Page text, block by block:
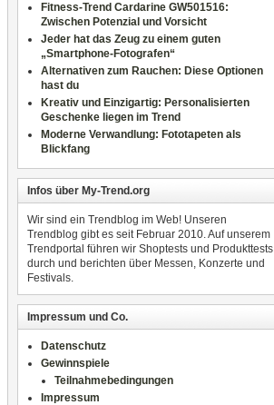
Fitness-Trend Cardarine GW501516:
Zwischen Potenzial und Vorsicht
Jeder hat das Zeug zu einem guten
„Smartphone-Fotografen“
Alternativen zum Rauchen: Diese Optionen
hast du
Kreativ und Einzigartig: Personalisierten
Geschenke liegen im Trend
Moderne Verwandlung: Fototapeten als
Blickfang
Infos über My-Trend.org
Wir sind ein Trendblog im Web! Unseren
Trendblog gibt es seit Februar 2010. Auf unserem
Trendportal führen wir Shoptests und Produkttests
durch und berichten über Messen, Konzerte und
Festivals.
Impressum und Co.
Datenschutz
Gewinnspiele
Teilnahmebedingungen
Impressum